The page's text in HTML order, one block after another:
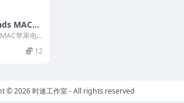
MAC苹
文版 支持
苹果电
持12 13 ...
12
© 2026时速工作室- All rights reserved